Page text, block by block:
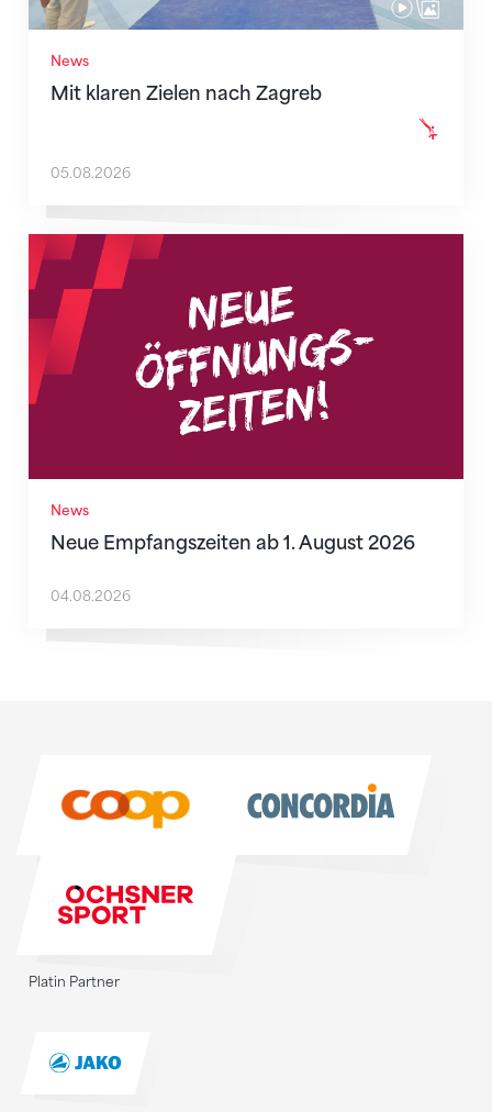
News
Mit klaren Zielen nach Zagreb
05.08.2026
News
Neue Empfangszeiten ab 1. August 2026
Neue Empfangszeiten ab 1. August 2026
04.08.2026
Platin Partner